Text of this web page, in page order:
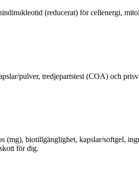
(reducerat) för cellenergi,
pulver, tredjepartstest (COA) och
biotillgänglighet, kapslar/softgel,
för dig.